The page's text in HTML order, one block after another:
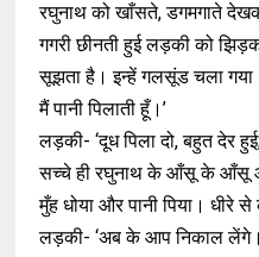
रघुनाथ को खाँसते, डगमगाते
गगरी छीनती हुई लड़की को
सूझता है। इन्हें गलसूंड चला
मैं पानी पिलाती हूँ।’
लड़की- ‘दूध पिला दो, बहुत देर
सच्चे ही रघुनाथ के आँसू के आँसू
मुँह धोया और पानी पिया। धीरे
लड़की- ‘अब के आप निकाल